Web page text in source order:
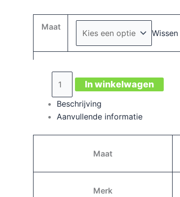
Maat
Wissen
In winkelwagen
Beschrijving
Aanvullende informatie
Maat
Merk